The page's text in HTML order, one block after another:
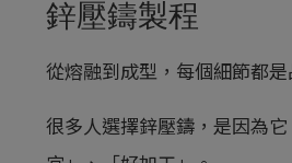
鋅合金壓鑄
鋅壓鑄製程
從熔融到成型，每個細節都
很多人選擇鋅壓鑄，是因為